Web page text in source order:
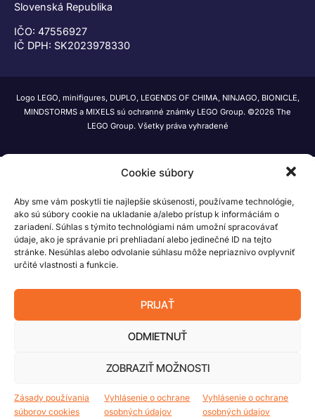
Cookie súbory
Aby sme vám poskytli tie najlepšie skúsenosti, používame technológie,
ako sú súbory cookie na ukladanie a/alebo prístup k informáciám o
zariadení. Súhlas s týmito technológiami nám umožní spracovávať
údaje, ako je správanie pri prehliadaní alebo jedinečné ID na tejto
stránke. Nesúhlas alebo odvolanie súhlasu môže nepriaznivo ovplyvniť
určité vlastnosti a funkcie.
PRIJAŤ
ODMIETNUŤ
ZOBRAZIŤ MOŽNOSTI
Zásady používania
súborov cookies
Vyhlásenie o ochrane
osobných údajov
Vyhlásenie o ochrane
osobných údajov
Slovenská Republika
IČO: 47556927
IČ DPH: SK2023978330
Logo LEGO, minifigures, DUPLO, LEGENDS OF CHIMA, NINJAGO, BIONICLE,
MINDSTORMS a MIXELS sú ochranné známky LEGO Group. ©2026 The
LEGO Group. Všetky práva vyhradené